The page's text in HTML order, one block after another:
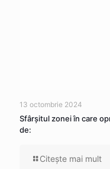
13 octombrie 2024
Sfârșitul zonei în care
de:
Citeşte mai mult